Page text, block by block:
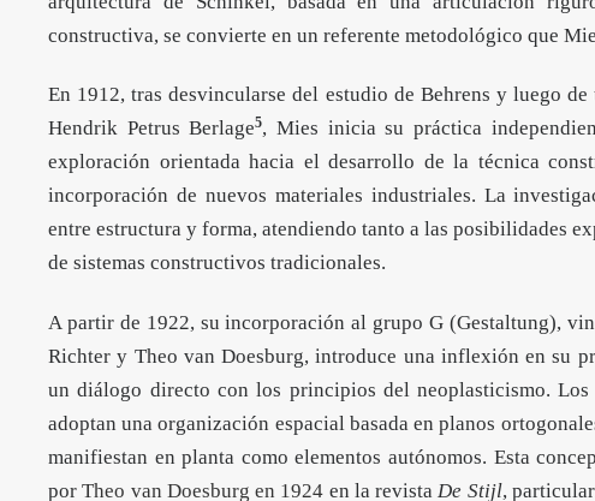
constructiva, se convierte en un referente metodológico que
En 1912, tras desvincularse del estudio de Behrens y luego
Hendrik Petrus Berlage5, Mies inicia su práctica
exploración orientada hacia el desarrollo de la técnica
incorporación de nuevos materiales industriales. La
entre estructura y forma, atendiendo tanto a las posibilidades
de sistemas constructivos tradicionales.
A partir de 1922, su incorporación al grupo G (Gestaltung),
Richter y Theo van Doesburg, introduce una inflexión en su
un diálogo directo con los principios del neoplasticismo. Los
adoptan una organización espacial basada en planos
manifiestan en planta como elementos autónomos. Esta
porTheo van Doesburg en 1924 en la revista De Stijl,